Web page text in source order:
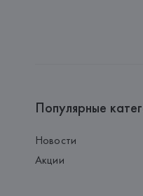
Популярные
Новости
Акции